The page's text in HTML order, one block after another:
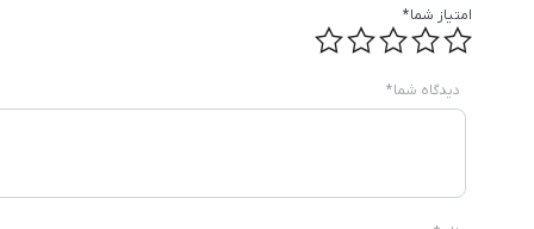
امتیاز شما*
دیدگاه شما*